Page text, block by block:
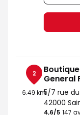
2
6.49 km
General
5/7 rue
42000
4,6/5 Note
147